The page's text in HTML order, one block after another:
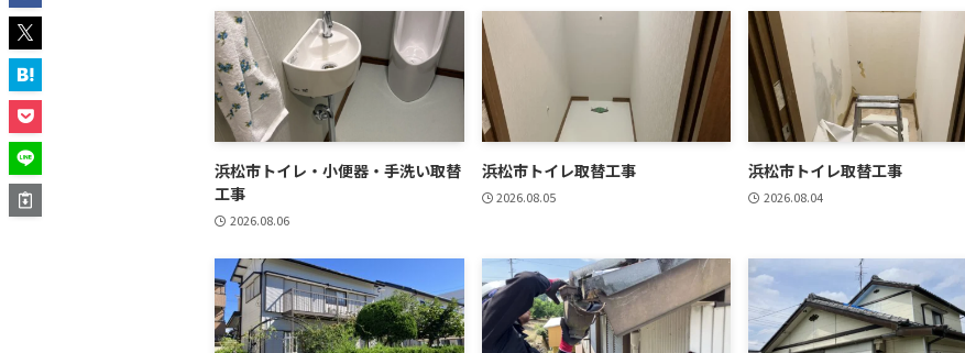
浜松市トイレ・小便器・手洗い取替
工事
2026.08.06
浜松市トイレ取替工事
2026.08.05
浜松市トイレ取替工事
2026.08.04